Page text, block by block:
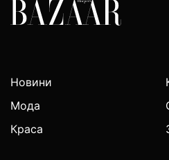
Новини
Мода
Краса